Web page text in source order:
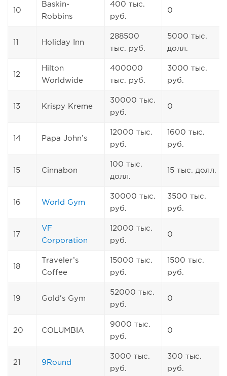
10
Baskin-
Robbins
400 тыс.
руб.
0
11 Holiday Inn
288500
тыс. руб.
5000 тыс.
долл.
12
Hilton
Worldwide
400000
тыс. руб.
3000 тыс.
руб.
13 Krispy Kreme
30000 тыс.
руб.
0
14 Papa John’s
12000 тыс.
руб.
1600 тыс.
руб.
15 Cinnabon
100 тыс.
долл.
15 тыс. долл.
16 World Gym
30000 тыс.
руб.
3500 тыс.
руб.
17
VF
Corporation
12000 тыс.
руб.
0
18
Traveler’s
Coffee
15000 тыс.
руб.
1500 тыс.
руб.
19 Gold's Gym
52000 тыс.
руб.
0
20 COLUMBIA
9000 тыс.
руб.
0
21 9Round
3000 тыс.
руб.
300 тыс.
руб.